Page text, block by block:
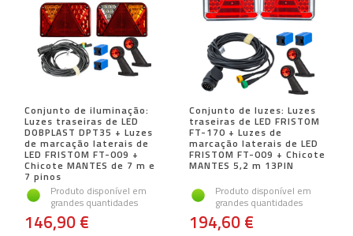
Conjunto de iluminação:
Luzes traseiras de LED
DOBPLAST DPT35 + Luzes
de marcação laterais de
LED FRISTOM FT-009 +
Chicote MANTES de 7 m e
7 pinos
Produto disponível em
grandes quantidades
146,90 €
Conjunto de luzes: Luzes
traseiras de LED FRISTOM
FT-170 + Luzes de
marcação laterais de LED
FRISTOM FT-009 + Chicote
MANTES 5,2 m 13PIN
Produto disponível em
grandes quantidades
194,60 €